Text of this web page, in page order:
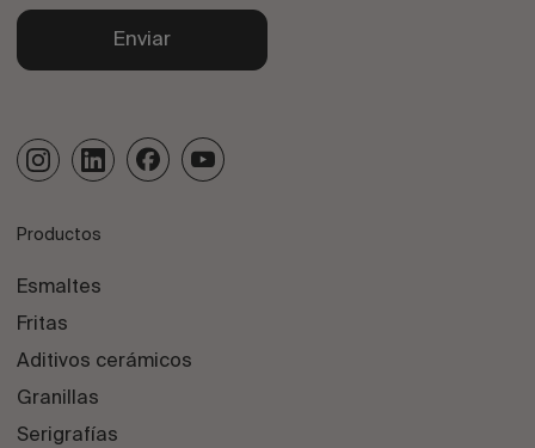
Enviar
Productos
Esmaltes
Fritas
Aditivos cerámicos
Granillas
Serigrafías